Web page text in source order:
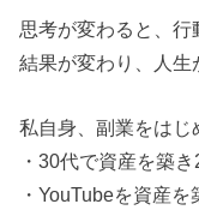
思考が変わると、行
結果が変わり、人生
私自身、副業をはじ
・30代で資産を築
・YouTubeを資産